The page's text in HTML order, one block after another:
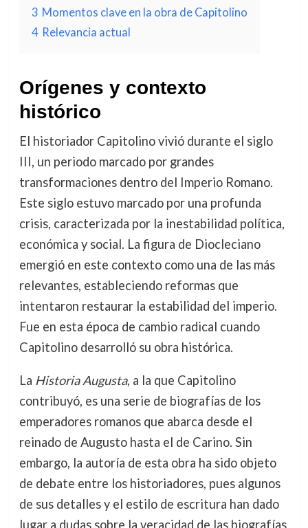
3 Momentos clave en la obra de Capitolino
4 Relevancia actual
Orígenes y contexto
histórico
El historiador Capitolino vivió durante el siglo
III, un periodo marcado por grandes
transformaciones dentro del Imperio Romano.
Este siglo estuvo marcado por una profunda
crisis, caracterizada por la inestabilidad política,
económica y social. La figura de Diocleciano
emergió en este contexto como una de las más
relevantes, estableciendo reformas que
intentaron restaurar la estabilidad del imperio.
Fue en esta época de cambio radical cuando
Capitolino desarrolló su obra histórica.
La Historia Augusta, a la que Capitolino
contribuyó, es una serie de biografías de los
emperadores romanos que abarca desde el
reinado de Augusto hasta el de Carino. Sin
embargo, la autoría de esta obra ha sido objeto
de debate entre los historiadores, pues algunos
de sus detalles y el estilo de escritura han dado
lugar a dudas sobre la veracidad de las biografías